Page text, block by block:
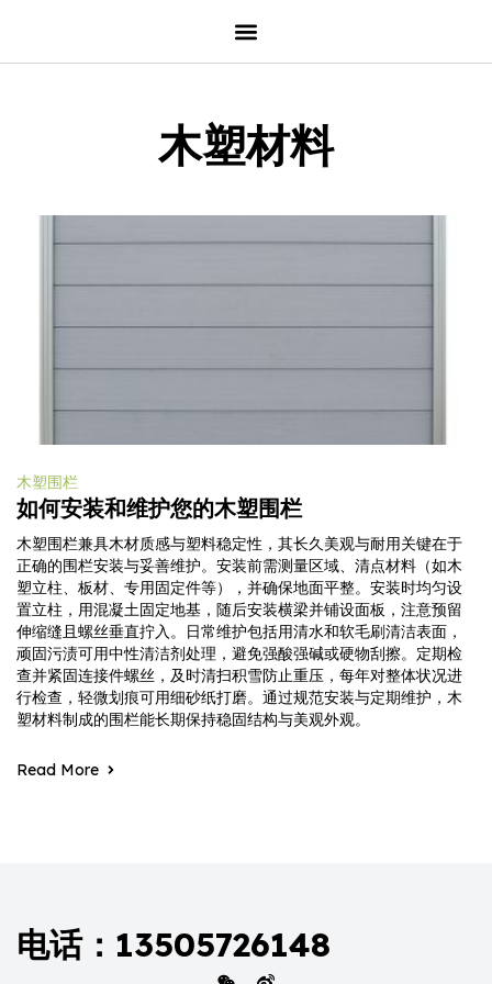
木塑材料
木塑围栏
如何安装和维护您的木塑围栏
木塑围栏兼具木材质感与塑料稳定性，其长久美观与耐用关键在于
正确的围栏安装与妥善维护。安装前需测量区域、清点材料（如木
塑立柱、板材、专用固定件等），并确保地面平整。安装时均匀设
置立柱，用混凝土固定地基，随后安装横梁并铺设面板，注意预留
伸缩缝且螺丝垂直拧入。日常维护包括用清水和软毛刷清洁表面，
顽固污渍可用中性清洁剂处理，避免强酸强碱或硬物刮擦。定期检
查并紧固连接件螺丝，及时清扫积雪防止重压，每年对整体状况进
行检查，轻微划痕可用细砂纸打磨。通过规范安装与定期维护，木
塑材料制成的围栏能长期保持稳固结构与美观外观。
Read More
电话：13505726148